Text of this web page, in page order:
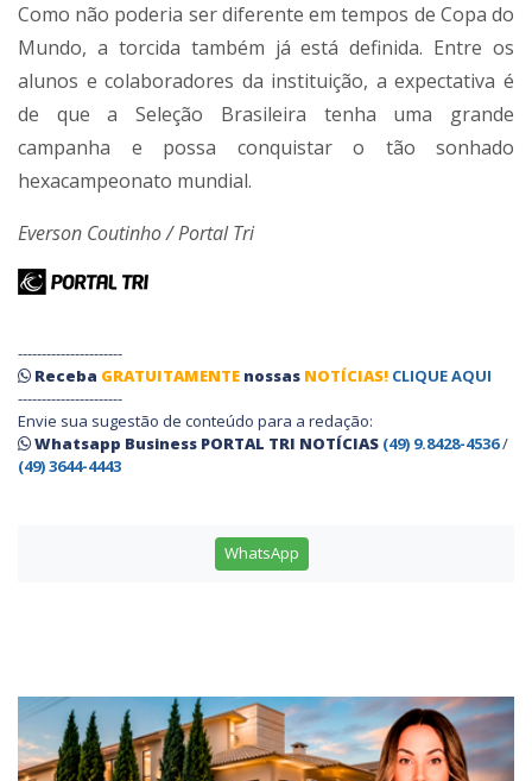
Como não poderia ser diferente em tempos de Copa do
Mundo, a torcida também já está definida. Entre os
alunos e colaboradores da instituição, a expectativa é
de que a Seleção Brasileira tenha uma grande
campanha e possa conquistar o tão sonhado
hexacampeonato mundial.
Everson Coutinho / Portal Tri
----------------------
Receba GRATUITAMENTE nossas NOTÍCIAS! CLIQUE AQUI
----------------------
Envie sua sugestão de conteúdo para a redação:
Whatsapp Business PORTAL TRI NOTÍCIAS (49) 9.8428-4536/
(49) 3644-4443
WhatsApp